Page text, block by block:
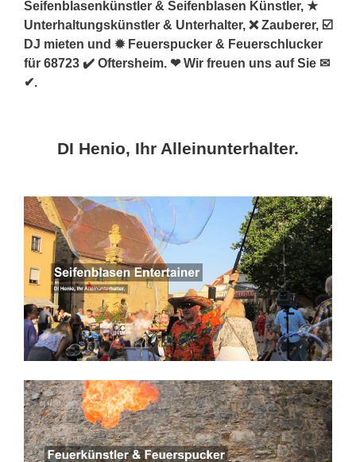
Seifenblasenkünstler & Seifenblasen Künstler, ★
Unterhaltungskünstler & Unterhalter, ❌ Zauberer, ☑️
DJ mieten und ✹ Feuerspucker & Feuerschlucker
für 68723 ✔️ Oftersheim. ❤ Wir freuen uns auf Sie ✉
✔.
DI Henio, Ihr Alleinunterhalter.